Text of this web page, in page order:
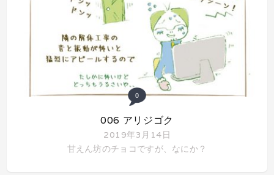
0
006 アリジゴク
2019年3月14日
甘えん坊のチョコですが、なにか？